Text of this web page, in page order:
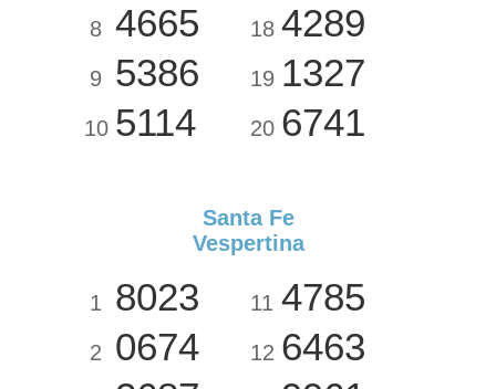
8 4665
9 5386
10 5114
18 4289
19 1327
20 6741
Santa Fe
Vespertina
1 8023
2 0674
11 4785
12 6463